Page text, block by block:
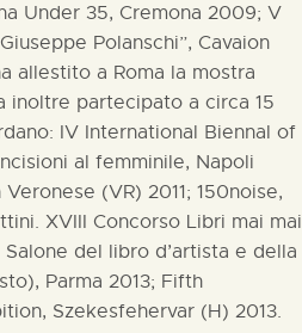
Under 35, Cremona 2009; V
Polanschi”, Cavaion
allestito a Roma la mostra
inoltre partecipato a circa 15
IV International Biennal of
al femminile, Napoli
(VR) 2011; 150noise,
XVIII Concorso Libri mai mai
del libro d’artista e della
Parma 2013; Fifth
Szekesfehervar (H) 2013.